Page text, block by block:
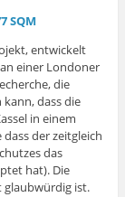
SQM
entwickelt
einer Londoner
die
dass die
in einem
der zeitgleich
das
hat). Die
glaubwürdig ist.